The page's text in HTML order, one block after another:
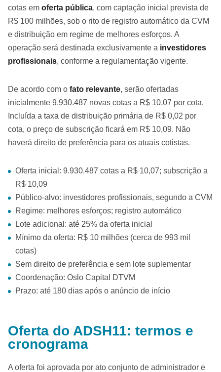
cotas em oferta pública, com captação inicial prevista de
R$ 100 milhões, sob o rito de registro automático da CVM
e distribuição em regime de melhores esforços. A
operação será destinada exclusivamente a investidores
profissionais, conforme a regulamentação vigente.
De acordo com o fato relevante, serão ofertadas
inicialmente 9.930.487 novas cotas a R$ 10,07 por cota.
Incluída a taxa de distribuição primária de R$ 0,02 por
cota, o preço de subscrição ficará em R$ 10,09. Não
haverá direito de preferência para os atuais cotistas.
Oferta inicial: 9.930.487 cotas a R$ 10,07; subscrição a
R$ 10,09
Público-alvo: investidores profissionais, segundo a CVM
Regime: melhores esforços; registro automático
Lote adicional: até 25% da oferta inicial
Mínimo da oferta: R$ 10 milhões (cerca de 993 mil
cotas)
Sem direito de preferência e sem lote suplementar
Coordenação: Oslo Capital DTVM
Prazo: até 180 dias após o anúncio de início
Oferta do ADSH11: termos e
cronograma
A oferta foi aprovada por ato conjunto de administrador e